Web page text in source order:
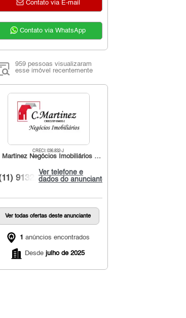
Contato via E-mail
Contato via WhatsApp
959 pessoas visualizaram
esse imóvel recentemente
CRECI: 036.832-J
C. Martinez Negócios Imobiliários SP.
Ver telefone e
dados do anunciante
9132...
Ver todas ofertas deste anunciante
1 anúncios encontrados
Desde julho de 2025